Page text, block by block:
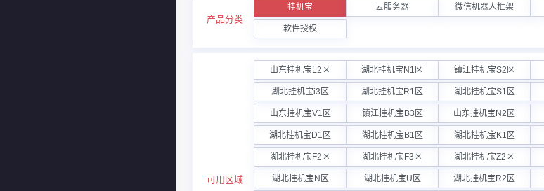
产品分类
挂机宝 云服务器 微信机器人框架
软件授权
可用区域
山东挂机宝L2区 湖北挂机宝N1区 镇江挂机宝S2区
湖北挂机宝i3区 湖北挂机宝R1区 湖北挂机宝S1区
山东挂机宝V1区 镇江挂机宝B3区 山东挂机宝N2区
湖北挂机宝D1区 湖北挂机宝B1区 湖北挂机宝K1区
湖北挂机宝F2区 湖北挂机宝F3区 湖北挂机宝Z2区
湖北挂机宝N区 湖北挂机宝U区 湖北挂机宝R2区